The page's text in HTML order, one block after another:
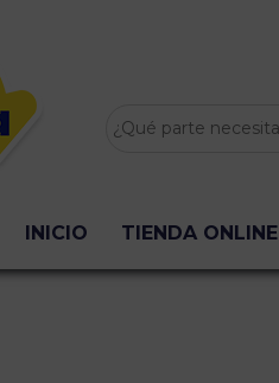
INICIO TIENDA ONLINE